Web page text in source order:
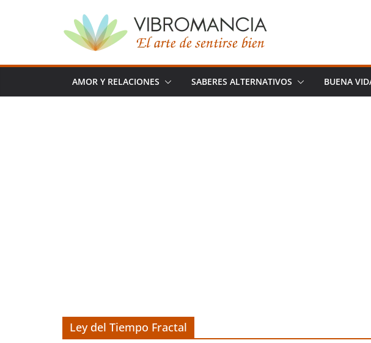
AMOR Y RELACIONES SABERES ALTERNATIVOS BUENA
Ley del Tiempo Fractal